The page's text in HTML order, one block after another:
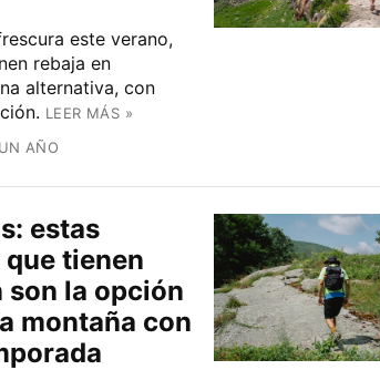
este verano,
rebaja en
alternativa, con
LEER MÁS »
AÑO
estas
tienen
son la opción
montaña con